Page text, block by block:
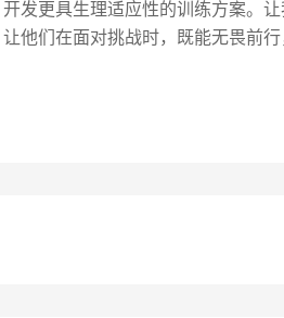
发更具生理适应性的训练方案。让
他们在面对挑战时，既能无畏前